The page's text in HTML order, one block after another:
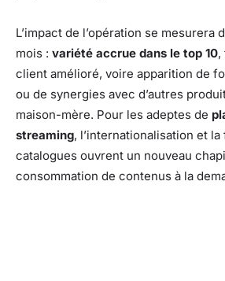
L’impact de l’opération se mesurera
mois : variété accrue dans le top 10,
client amélioré, voire apparition de
ou de synergies avec d’autres
maison-mère. Pour les adeptes de
streaming, l’internationalisation et
catalogues ouvrent un nouveau
consommation de contenus à la